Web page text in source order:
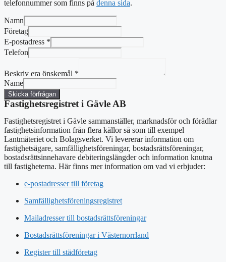
telefonnummer som finns på denna sida.
Namn
Företag
E-postadress *
Telefon
Beskriv era önskemål *
Name
Skicka förfrågan
Fastighetsregistret i Gävle AB
Fastighetsregistret i Gävle sammanställer, marknadsför och förädlar
fastighetsinformation från flera källor så som till exempel
Lantmäteriet och Bolagsverket. Vi levererar information om
fastighetsägare, samfällighetsföreningar, bostadsrättsföreningar,
bostadsrättsinnehavare debiteringslängder och information knutna
till fastigheterna. Här finns mer information om vad vi erbjuder:
e-postadresser till företag
Samfällighetsföreningsregistret
Mailadresser till bostadsrättsföreningar
Bostadsrättsföreningar i Västernorrland
Register till städföretag